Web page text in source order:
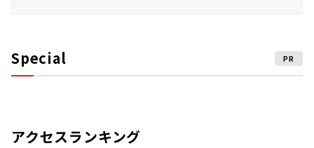
Special PR
アクセスランキング